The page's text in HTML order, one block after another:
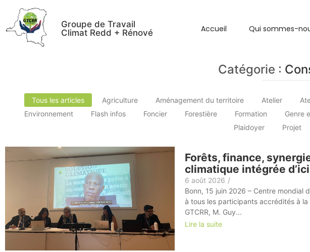
Groupe de Travail
Climat Redd + Rénové
Accueil Qui sommes-
Catégorie :
Tous les articles Agriculture Aménagement du territoire Atelier
Environnement
Flash infos Foncier Forestière Formation Genre
Plaidoyer
Projet
Forêts, finance,
climatique intégrée
6 août 2026 /
Bonn, 15 juin 2026 – Centre mondial
à tous les participants accrédités à
GTCRR, M. Guy...
Lire la suite